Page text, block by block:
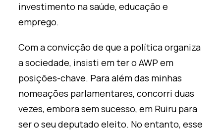
investimento na saúde, educação e
emprego.
Com a convicção de que a política organiza
a sociedade, insisti em ter o AWP em
posições-chave. Para além das minhas
nomeações parlamentares, concorri duas
vezes, embora sem sucesso, em Ruiru para
ser o seu deputado eleito. No entanto, esse